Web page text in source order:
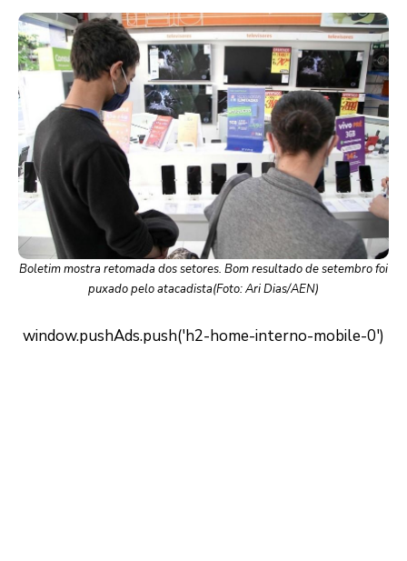
Boletim mostra retomada dos setores. Bom resultado de setembro foi
puxado pelo atacadista(Foto: Ari Dias/AEN)